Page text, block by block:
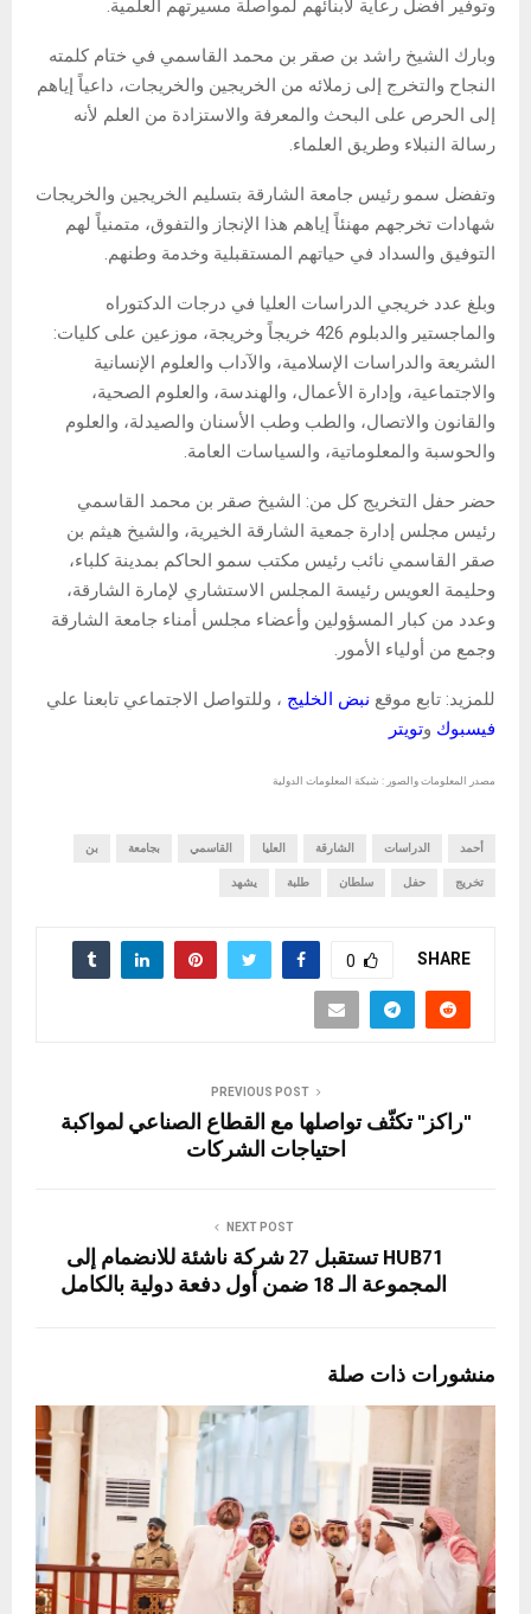
وتوفير أفضل رعاية لأبنائهم لمواصلة مسيرتهم العلمية.
وبارك الشيخ راشد بن صقر بن محمد القاسمي في ختام كلمته
النجاح والتخرج إلى زملائه من الخريجين والخريجات، داعياً إياهم
إلى الحرص على البحث والمعرفة والاستزادة من العلم لأنه
رسالة النبلاء وطريق العلماء.
وتفضل سمو رئيس جامعة الشارقة بتسليم الخريجين والخريجات
شهادات تخرجهم مهنئاً إياهم هذا الإنجاز والتفوق، متمنياً لهم
التوفيق والسداد في حياتهم المستقبلية وخدمة وطنهم.
وبلغ عدد خريجي الدراسات العليا في درجات الدكتوراه
والماجستير والدبلوم 426 خريجاً وخريجة، موزعين على كليات:
الشريعة والدراسات الإسلامية، والآداب والعلوم الإنسانية
والاجتماعية، وإدارة الأعمال، والهندسة، والعلوم الصحية،
والقانون والاتصال، والطب وطب الأسنان والصيدلة، والعلوم
والحوسبة والمعلوماتية، والسياسات العامة.
حضر حفل التخريج كل من: الشيخ صقر بن محمد القاسمي
رئيس مجلس إدارة جمعية الشارقة الخيرية، والشيخ هيثم بن
صقر القاسمي نائب رئيس مكتب سمو الحاكم بمدينة كلباء،
وحليمة العويس رئيسة المجلس الاستشاري لإمارة الشارقة،
وعدد من كبار المسؤولين وأعضاء مجلس أمناء جامعة الشارقة
وجمع من أولياء الأمور.
للمزيد: تابع موقع نبض الخليج ، وللتواصل الاجتماعي تابعنا علي
فيسبوك وتويتر
مصدر المعلومات والصور : شبكة المعلومات الدولية
أحمد الدراسات الشارقة العليا القاسمي بجامعة بن
تخريج حفل سلطان طلبة يشهد
SHARE
0
PREVIOUS POST
"راكز" تكثّف تواصلها مع القطاع الصناعي لمواكبة
احتياجات الشركات
NEXT POST
HUB71 تستقبل 27 شركة ناشئة للانضمام إلى
المجموعة الـ 18 ضمن أول دفعة دولية بالكامل
منشورات ذات صلة